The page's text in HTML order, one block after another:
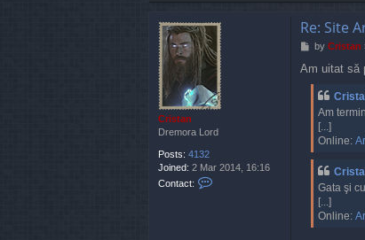
t
a
c
t
C
i
t
Cristan
Dremora Lord
Posts: 4132
Joined: 2 Mar 2014, 16:16
Contact:
Re: Site
P
s
t
by Cristan
Am uitat să
Am
[...]
Online:
Gata şi
[...]
Online: